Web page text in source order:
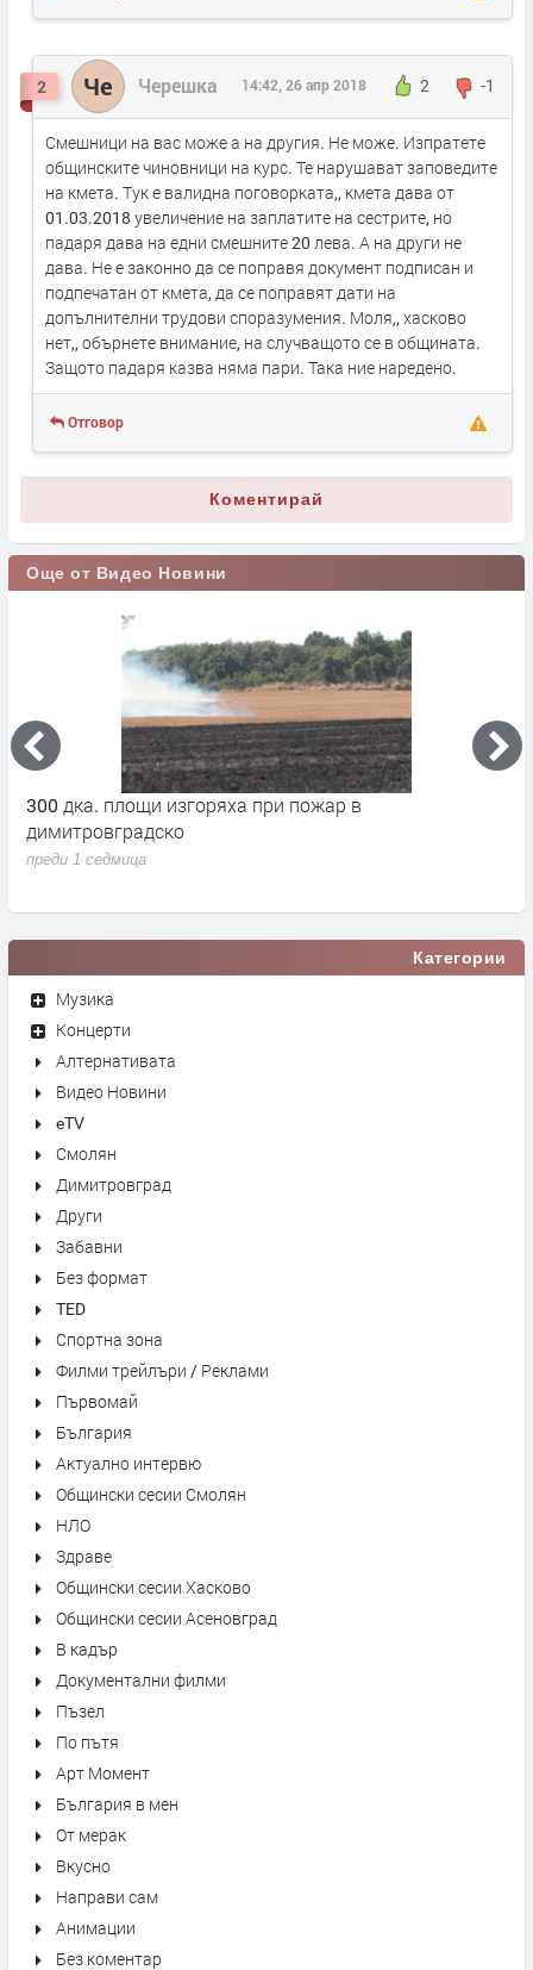
2 Че Черешка 2 -1
14:42, 26 апр 2018
Смешници на вас може а на другия. Не може. Изпратете
общинските чиновници на курс. Те нарушават заповедите
на кмета. Тук е валидна поговорката,, кмета дава от
01.03.2018 увеличение на заплатите на сестрите, но
падаря дава на едни смешните 20 лева. А на други не
дава. Не е законно да се поправя документ подписан и
подпечатан от кмета, да се поправят дати на
допълнителни трудови споразумения. Моля,, хасково
нет,, обърнете внимание, на случващото се в общината.
Защото падаря казва няма пари. Така ние наредено.
Отговор
Коментирай
Още от Видео Новини
300 дка. площи изгоряха при пожар в
димитровградско
преди 1 седмица
Категории
Музика
Концерти
Алтернативата
Видео Новини
eTV
Смолян
Димитровград
Други
Забавни
Без формат
TED
Спортна зона
Филми трейлъри / Реклами
Първомай
България
Актуално интервю
Общински сесии Смолян
НЛО
Здраве
Общински сесии Хасково
Общински сесии Асеновград
В кадър
Документални филми
Пъзел
По пътя
Арт Момент
България в мен
От мерак
Вкусно
Направи сам
Анимации
Без коментар